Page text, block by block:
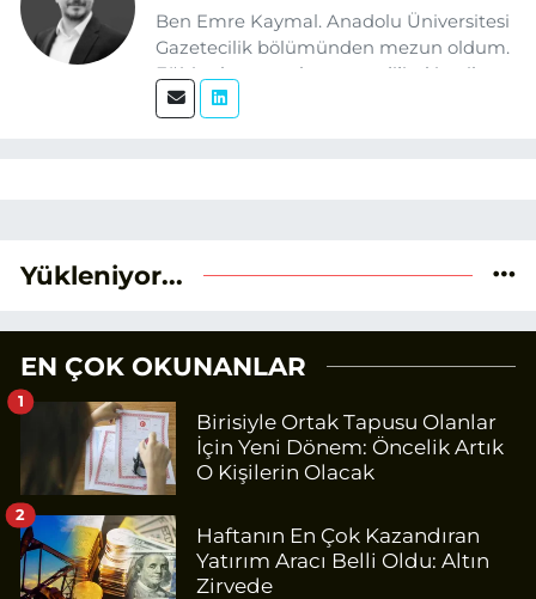
Ben Emre Kaymal. Anadolu Üniversitesi
Gazetecilik bölümünden mezun oldum.
Eğitim hayatım boyunca dijital içerik
üretimi ve arama motoru
Yükleniyor...
EN ÇOK OKUNANLAR
Birisiyle Ortak Tapusu Olanlar
İçin Yeni Dönem: Öncelik Artık
O Kişilerin Olacak
1
Haftanın En Çok Kazandıran
Yatırım Aracı Belli Oldu: Altın
Zirvede
2